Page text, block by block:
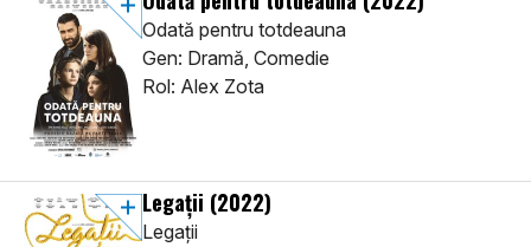
Odată pentru totdeauna
Gen: Dramă, Comedie
Rol: Alex Zota
Legații (2022)
Legații